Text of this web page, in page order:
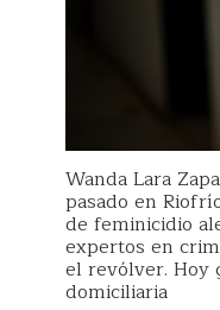
Wanda Lara
pasado en
de feminicidio
expertos en
el revólver. Hoy
domiciliaria